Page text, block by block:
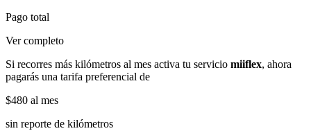
Pago total
Ver completo
Si recorres más kilómetros al mes activa tu servicio miiflex, ahora
pagarás una tarifa preferencial de
$480 al mes
sin reporte de kilómetros